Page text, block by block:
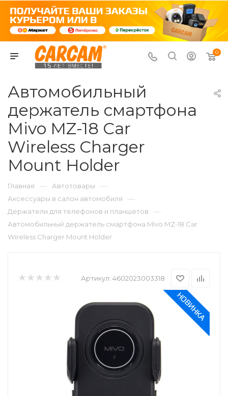
0
Автомобильный
держатель смартфона
Mivo MZ-18 Car
Wireless Charger
Mount Holder
Главная — Автотовары —
Аксессуары в салон автомобиля —
Держатели для телефонов и планшетов —
Автомобильный держатель смартфона Mivo MZ-18 Car
Wireless Charger Mount Holder
Артикул: 4602023003318